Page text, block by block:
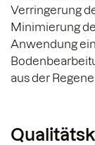
Verringerung
Minimierung
Anwendung
aus der